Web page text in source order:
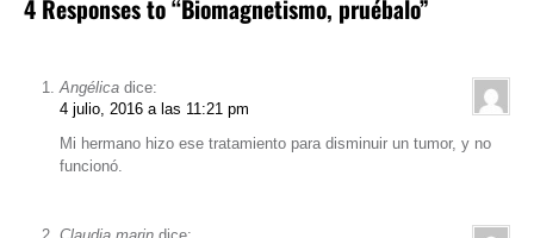
4 Responses to “Biomagnetismo, pruébalo”
Angélica dice:
4 julio, 2016 a las 11:21 pm
Mi hermano hizo ese tratamiento para disminuir un tumor, y no
funcionó.